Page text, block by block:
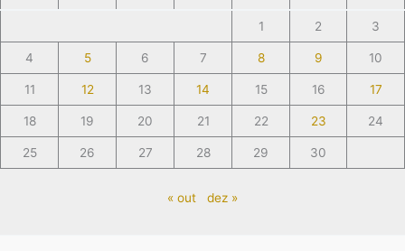
1 2 3
4 5 6 7 8 9 10
11 12 13 14 15 16 17
18 19 20 21 22 23 24
25 26 27 28 29 30
« out dez »